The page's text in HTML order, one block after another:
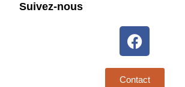
Suivez-nous
Contact